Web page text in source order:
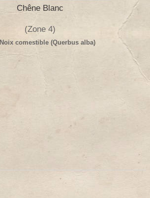
Chêne Blanc
(Zone 4)
Noix comestible (Querbus alba)